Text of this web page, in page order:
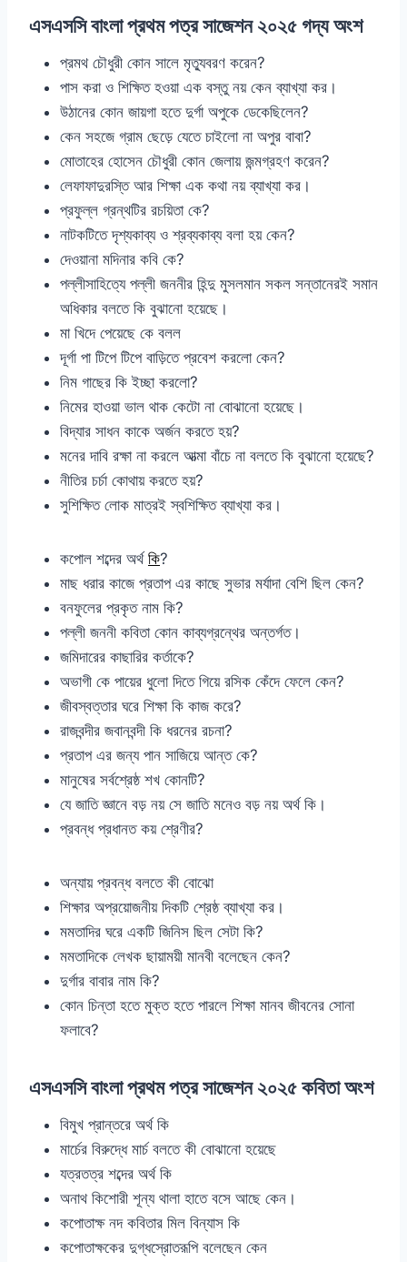
এসএসসি বাংলা প্রথম পত্র সাজেশন ২০২৫ গদ্য অংশ
প্রমথ চৌধুরী কোন সালে মৃত্যুবরণ করেন?
পাস করা ও শিক্ষিত হওয়া এক বস্তু নয় কেন ব্যাখ্যা কর।
উঠানের কোন জায়গা হতে দুর্গা অপুকে ডেকেছিলেন?
কেন সহজে গ্রাম ছেড়ে যেতে চাইলো না অপুর বাবা?
মোতাহের হোসেন চৌধুরী কোন জেলায় জন্মগ্রহণ করেন?
লেফাফাদুরস্তি আর শিক্ষা এক কথা নয় ব্যাখ্যা কর।
প্রফুল্ল গ্রন্থটির রচয়িতা কে?
নাটকটিতে দৃশ্যকাব্য ও শ্রব্যকাব্য বলা হয় কেন?
দেওয়ানা মদিনার কবি কে?
পল্লীসাহিত্যে পল্লী জননীর হিন্দু মুসলমান সকল সন্তানেরই সমান
অধিকার বলতে কি বুঝানো হয়েছে।
মা খিদে পেয়েছে কে বলল
দূর্গা পা টিপে টিপে বাড়িতে প্রবেশ করলো কেন?
নিম গাছের কি ইচ্ছা করলো?
নিমের হাওয়া ভাল থাক কেটো না বোঝানো হয়েছে।
বিদ্যার সাধন কাকে অর্জন করতে হয়?
মনের দাবি রক্ষা না করলে আত্মা বাঁচে না বলতে কি বুঝানো হয়েছে?
নীতির চর্চা কোথায় করতে হয়?
সুশিক্ষিত লোক মাত্রই স্বশিক্ষিত ব্যাখ্যা কর।
কপোল শব্দের অর্থ কি?
মাছ ধরার কাজে প্রতাপ এর কাছে সুভার মর্যাদা বেশি ছিল কেন?
বনফুলের প্রকৃত নাম কি?
পল্লী জননী কবিতা কোন কাব্যগ্রন্থের অন্তর্গত।
জমিদারের কাছারির কর্তাকে?
অভাগী কে পায়ের ধুলো দিতে গিয়ে রসিক কেঁদে ফেলে কেন?
জীবস্বত্তার ঘরে শিক্ষা কি কাজ করে?
রাজবন্দীর জবানবন্দী কি ধরনের রচনা?
প্রতাপ এর জন্য পান সাজিয়ে আন্ত কে?
মানুষের সর্বশ্রেষ্ঠ শখ কোনটি?
যে জাতি জ্ঞানে বড় নয় সে জাতি মনেও বড় নয় অর্থ কি।
প্রবন্ধ প্রধানত কয় শ্রেণীর?
অন্যায় প্রবন্ধ বলতে কী বোঝো
শিক্ষার অপ্রয়োজনীয় দিকটি শ্রেষ্ঠ ব্যাখ্যা কর।
মমতাদির ঘরে একটি জিনিস ছিল সেটা কি?
মমতাদিকে লেখক ছায়াময়ী মানবী বলেছেন কেন?
দুর্গার বাবার নাম কি?
কোন চিন্তা হতে মুক্ত হতে পারলে শিক্ষা মানব জীবনের সোনা
ফলাবে?
এসএসসি বাংলা প্রথম পত্র সাজেশন ২০২৫ কবিতা অংশ
বিমুখ প্রান্তরে অর্থ কি
মার্চের বিরুদ্ধে মার্চ বলতে কী বোঝানো হয়েছে
যত্রতত্র শব্দের অর্থ কি
অনাথ কিশোরী শূন্য থালা হাতে বসে আছে কেন।
কপোতাক্ষ নদ কবিতার মিল বিন্যাস কি
কপোতাক্ষকের দুগ্ধস্রোতরূপি বলেছেন কেন